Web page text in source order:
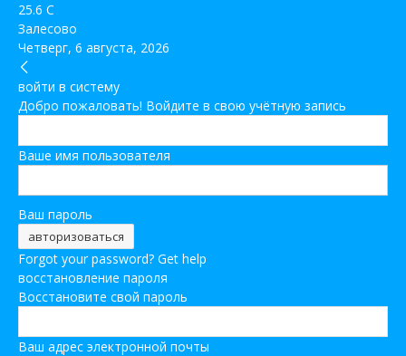
25.6 C
Залесово
Четверг, 6 августа, 2026
войти в систему
Добро пожаловать! Войдите в свою учётную запись
Ваше имя пользователя
Ваш пароль
Forgot your password? Get help
восстановление пароля
Восстановите свой пароль
Ваш адрес электронной почты